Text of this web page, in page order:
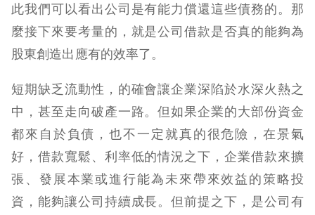
此我們可以看出公司是有能力償還這些債務的。那
麼接下來要考量的，就是公司借款是否真的能夠為
股東創造出應有的效率了。
短期缺乏流動性，的確會讓企業深陷於水深火熱之
中，甚至走向破產一路。但如果企業的大部份資金
都來自於負債，也不一定就真的很危險，在景氣
好，借款寬鬆、利率低的情況之下，企業借款來擴
張、發展本業或進行能為未來帶來效益的策略投
資，能夠讓公司持續成長。但前提之下，是公司有